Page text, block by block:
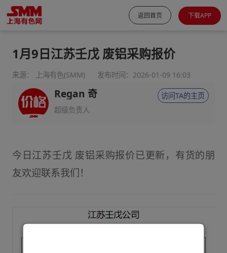
返回首页 下载APP
1月9日江苏壬戊 废铝采购报价
来源： 上海有色(SMM) 发布时间：2026-01-09 16:03
Regan 奇
超级负责人
访问TA的主页
今日江苏壬戊 废铝采购报价已更新，有货的朋
友欢迎联系我们！